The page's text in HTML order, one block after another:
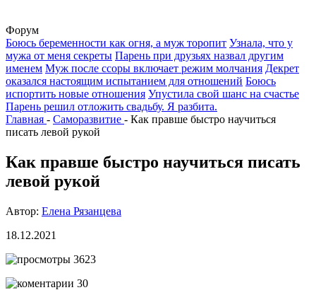
Форум
Боюсь беременности как огня, а муж торопит Узнала, что у
мужа от меня секреты Парень при друзьях назвал другим
именем Муж после ссоры включает режим молчания Декрет
оказался настоящим испытанием для отношений Боюсь
испортить новые отношения Упустила свой шанс на счастье
Парень решил отложить свадьбу. Я разбита.
Главная - Саморазвитие - Как правше быстро научиться
писать левой рукой
Как правше быстро научиться писать
левой рукой
Автор: Елена Рязанцева
18.12.2021
3623
30